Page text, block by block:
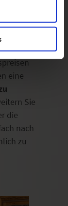
eine
Sie
die
nach
zu